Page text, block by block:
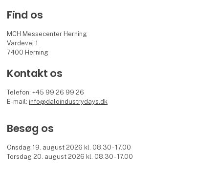
Find os
MCH Messecenter Herning
Vardevej 1
7400 Herning
Kontakt os
Telefon: +45 99 26 99 26
E-mail: info@daloindustrydays.dk
Besøg os
Onsdag 19. august 2026 kl. 08.30 - 17.00
Torsdag 20. august 2026 kl. 08.30 - 17.00